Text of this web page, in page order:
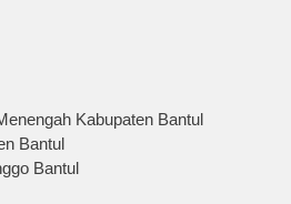
Kabupaten Bantul
Bantul
Bantul